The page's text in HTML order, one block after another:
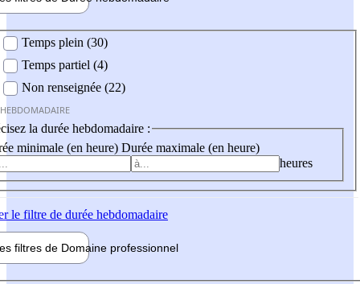
Temps plein (30)
Temps partiel (4)
Non renseignée (22)
la durée hebdomadaire :
minimale (en heure) Durée maximale (en heure)
heures
le filtre de durée hebdomadaire
filtres de Domaine professionnel